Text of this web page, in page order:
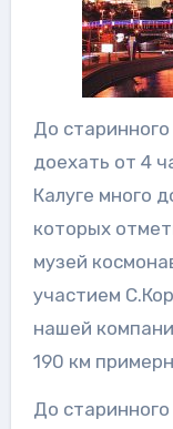
До
доехать от 4
Калуге много
которых
музей
участием
нашей
190 км
До старинного